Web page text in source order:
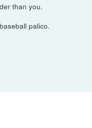
than you.
palico.